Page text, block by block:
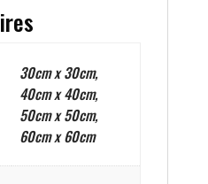
30cm x 30cm,
40cm x 40cm,
50cm x 50cm,
60cm x 60cm